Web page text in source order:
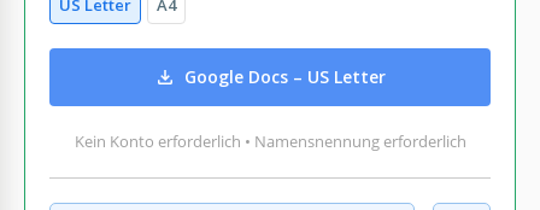
Google Docs – US Letter
Kein Konto erforderlich • Namensnennung erforderlich